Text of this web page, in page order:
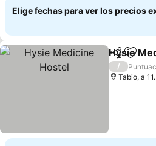
Elige fechas para ver los precios
Compartir
Hysie
/
Tabio, a